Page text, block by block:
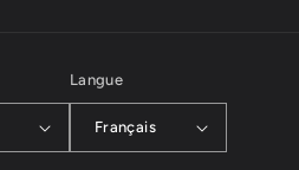
Langue
Français